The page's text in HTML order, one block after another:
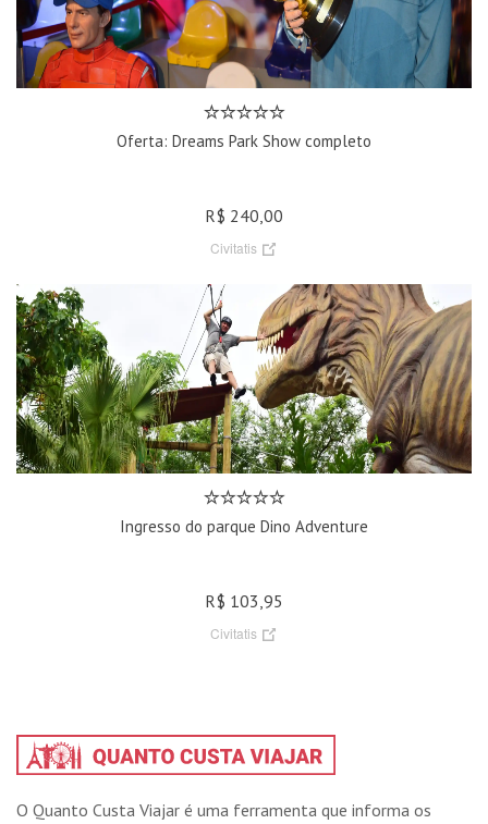
Oferta: Dreams Park Show completo
R$ 240,00
Civitatis
Ingresso do parque Dino Adventure
R$ 103,95
Civitatis
O Quanto Custa Viajar é uma ferramenta que informa os